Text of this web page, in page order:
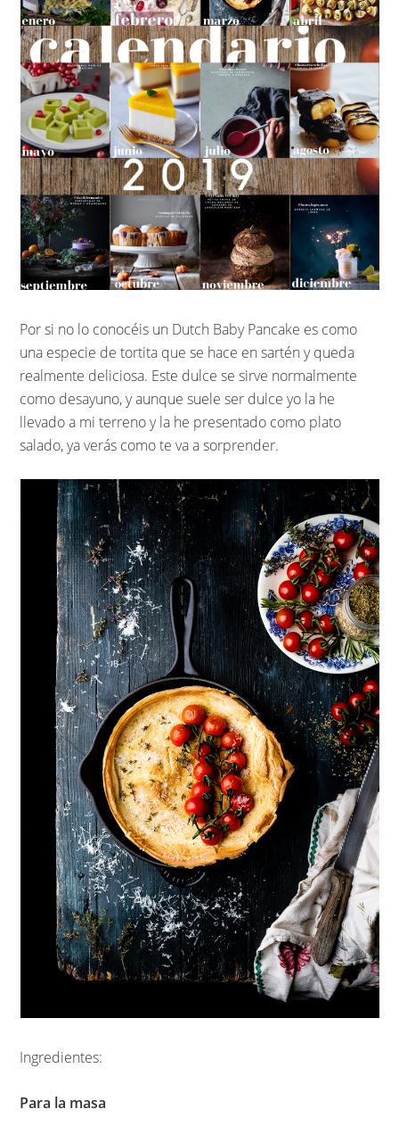
Por si no lo conocéis un Dutch Baby Pancake es como
una especie de tortita que se hace en sartén y queda
realmente deliciosa. Este dulce se sirve normalmente
como desayuno, y aunque suele ser dulce yo la he
llevado a mi terreno y la he presentado como plato
salado, ya verás como te va a sorprender.
Ingredientes:
Para la masa